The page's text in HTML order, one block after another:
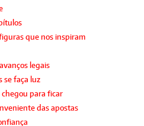
que nos inspiram
legais
se faça luz
para ficar
das apostas